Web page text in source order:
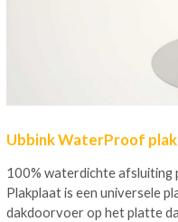
Ubbink WaterProof
100% waterdichte afsluiting
Plakplaat is een universele
dakdoorvoer op het platte